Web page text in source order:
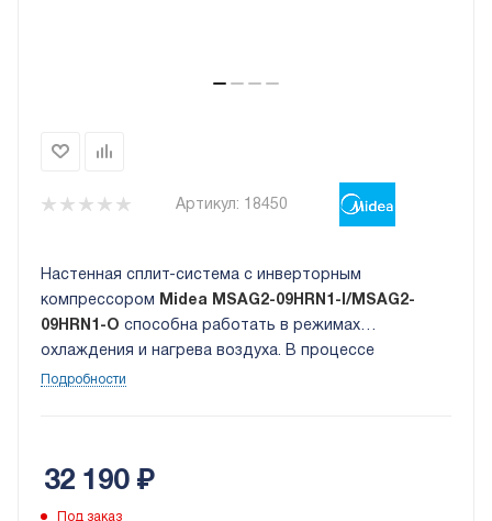
Артикул: 18450
Настенная сплит-система с инверторным
компрессором
Midea MSAG2-09HRN1-I/MSAG2-
09HRN1-O способна работать в режимах
охлаждения и нагрева воздуха. В процессе
изменения температуры в помещении прибор также
полезных функций.
Подробности
32 190₽
Под заказ